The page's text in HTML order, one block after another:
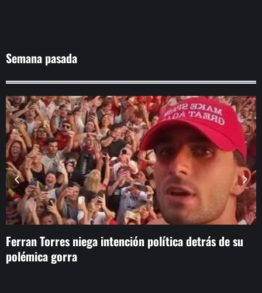
Semana pasada
Ferran Torres niega intención política detrás de su
polémica gorra